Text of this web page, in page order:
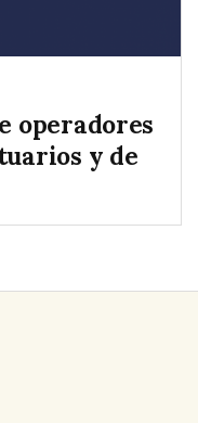
operadores
y de